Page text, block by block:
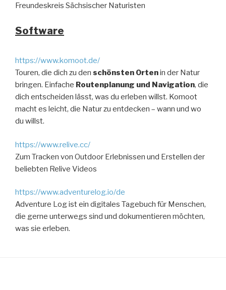
Freundeskreis Sächsischer Naturisten
Software
https://www.komoot.de/
Touren, die dich zu den schönsten Ortenin der Natur
bringen. Einfache Routenplanung und Navigation, die
dich entscheiden lässt, was du erleben willst. Komoot
macht es leicht, die Natur zu entdecken – wann und wo
du willst.
https://www.relive.cc/
Zum Tracken von Outdoor Erlebnissen und Erstellen der
beliebten Relive Videos
https://www.adventurelog.io/de
Adventure Log ist ein digitales Tagebuch für Menschen,
die gerne unterwegs sind und dokumentieren möchten,
was sie erleben.